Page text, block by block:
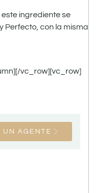
ingrediente se
Perfecto, con la misma
vc_row][vc_row]
AGENTE